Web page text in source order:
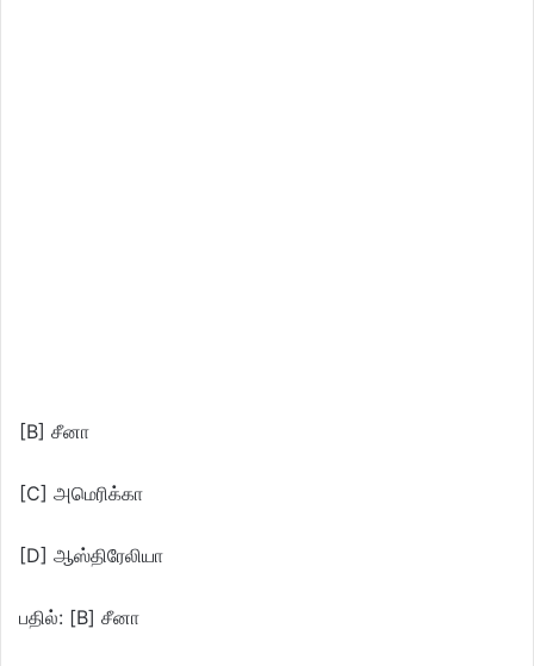
[B] சீனா
[C] அமெரிக்கா
[D] ஆஸ்திரேலியா
பதில்: [B] சீனா